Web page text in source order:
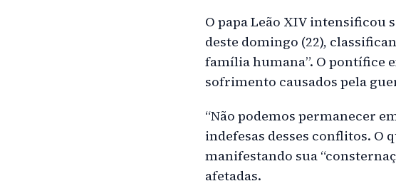
O papa Leão XIV intensificou
deste domingo (22),
família humana”. O pontífice
sofrimento causados pela
“Não podemos permanecer
indefesas desses conflitos. O
manifestando sua
afetadas.